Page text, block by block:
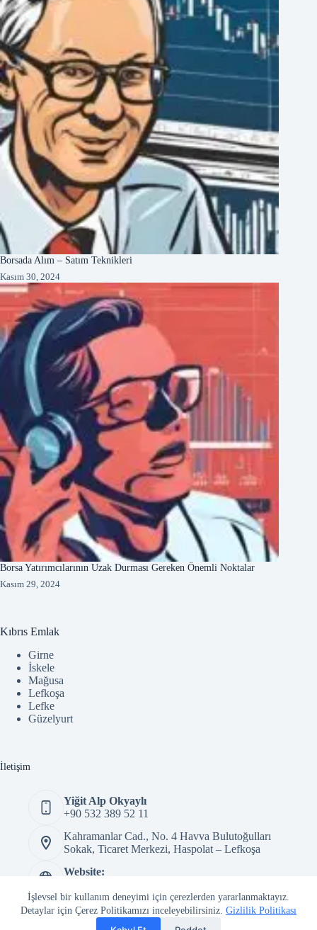
İşlevsel bir kullanım deneyimi için çerezlerden yararlanmaktayız.
Detaylar için Çerez Politikamızı inceleyebilirsiniz. Gizlilik Politikası
Borsada Alım – Satım Teknikleri
Kasım 30, 2024
Borsa Yatırımcılarının Uzak Durması Gereken Önemli Noktalar
Kasım 29, 2024
Kıbrıs Emlak
Girne
İskele
Mağusa
Lefkoşa
Lefke
Güzelyurt
İletişim
Yiğit Alp Okyaylı
+90 532 389 52 11
Kahramanlar Cad., No. 4 Havva Bulutoğulları
Sokak, Ticaret Merkezi, Haspolat – Lefkoşa
Website:
Copyright © 2026 - Yiğit Alp Okyaylı - Her Hakkı Saklıdır.